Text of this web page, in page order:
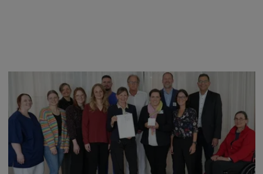
Profil-O-Mat Wirtschaftsingenieurwesen
(External link)
Rahmenbedingungen
Modulangebot
Located@Heidenheim
Berufsperspektiven